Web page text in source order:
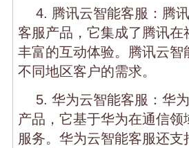
4. 腾讯云智能客服：腾
客服产品，它集成了腾讯
丰富的互动体验。腾讯云
不同地区客户的需求。
5. 华为云智能客服：华
产品，它基于华为在通信
服务。华为云智能客服还